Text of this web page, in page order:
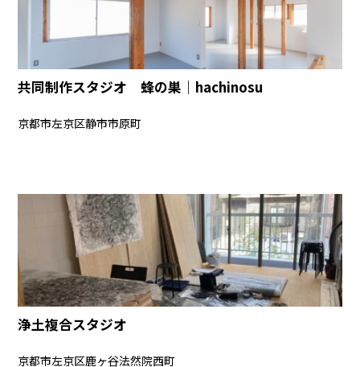
共同制作スタジオ 蜂の巣｜hachinosu
京都市左京区静市市原町
浄土複合スタジオ
京都市左京区鹿ヶ谷法然院西町